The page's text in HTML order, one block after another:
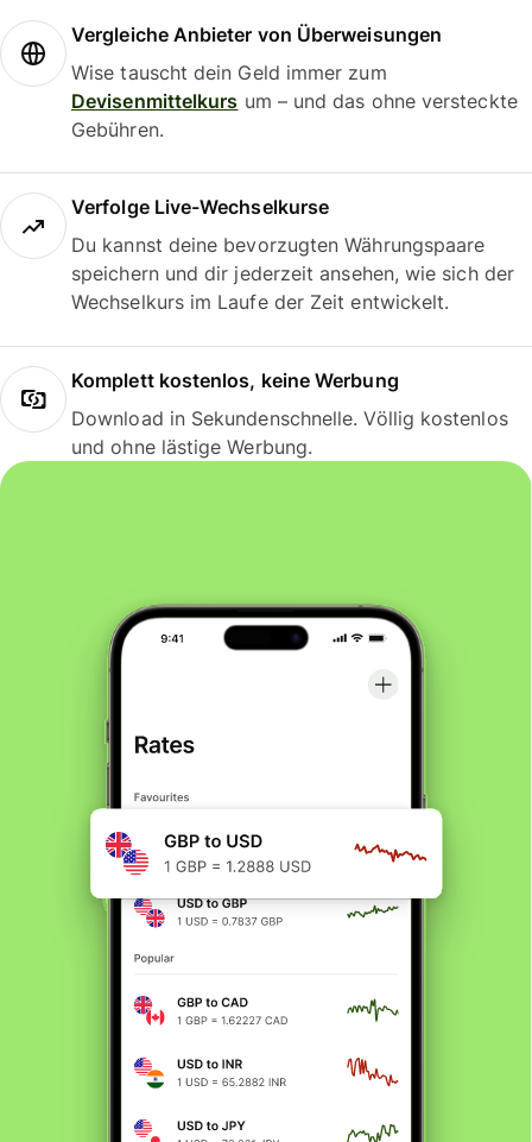
Vergleiche Anbieter von Überweisungen
Wise tauscht dein Geld immer zum
Devisenmittelkurs um – und das ohne versteckte
Gebühren.
Verfolge Live-Wechselkurse
Du kannst deine bevorzugten Währungspaare
speichern und dir jederzeit ansehen, wie sich der
Wechselkurs im Laufe der Zeit entwickelt.
Komplett kostenlos, keine Werbung
Download in Sekundenschnelle. Völlig kostenlos
und ohne lästige Werbung.